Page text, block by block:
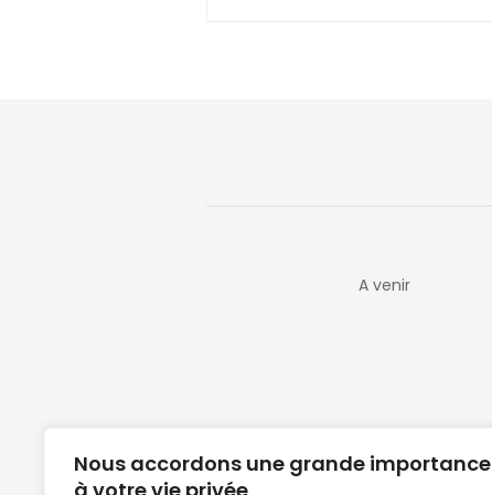
Nous accordons une grande importance
A venir